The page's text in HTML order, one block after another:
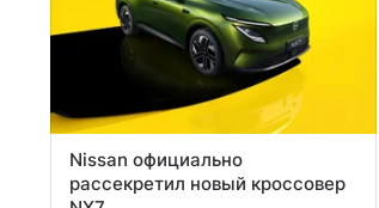
Nissan официально
рассекретил новый кроссовер